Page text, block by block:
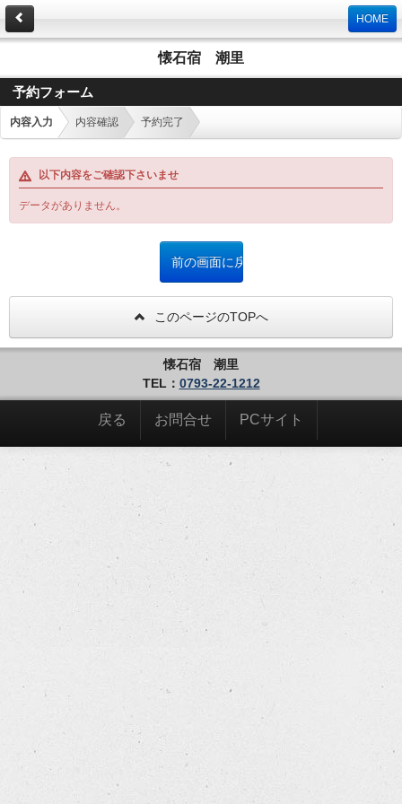
HOME
懐石宿 潮里
予約フォーム
内容入力 内容確認 予約完了
以下内容をご確認下さいませ
データがありません。
このページのTOPへ
懐石宿 潮里
TEL： 0793-22-1212
戻る お問合せ PCサイト